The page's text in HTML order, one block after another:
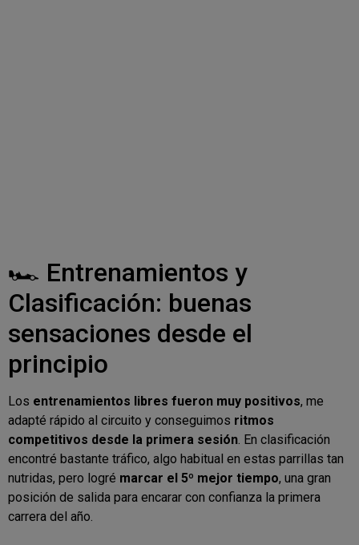
🏎️ Entrenamientos y
Clasificación: buenas
sensaciones desde el
principio
Los entrenamientos libres fueron muy positivos, me
adapté rápido al circuito y conseguimos ritmos
competitivos desde la primera sesión. En clasificación
encontré bastante tráfico, algo habitual en estas parrillas tan
nutridas, pero logré marcar el 5º mejor tiempo, una gran
posición de salida para encarar con confianza la primera
carrera del año.